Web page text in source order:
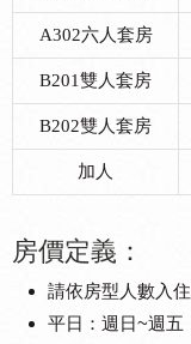
A302六人套房
B201雙人套房
B202雙人套房
加人
房價定義：
請依房型人數入住
平日：週日~週五